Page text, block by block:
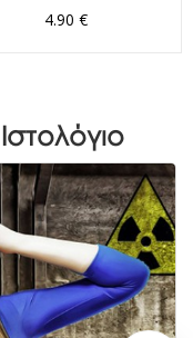
4.90 €